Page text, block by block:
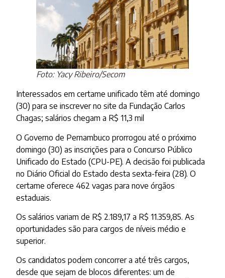
Foto: Yacy Ribeiro/Secom
Interessados em certame unificado têm até domingo
(30) para se inscrever no site da Fundação Carlos
Chagas; salários chegam a R$ 11,3 mil
O Governo de Pernambuco prorrogou até o próximo
domingo (30) as inscrições para o Concurso Público
Unificado do Estado (CPU-PE). A decisão foi publicada
no Diário Oficial do Estado desta sexta-feira (28). O
certame oferece 462 vagas para nove órgãos
estaduais.
Os salários variam de R$ 2.189,17 a R$ 11.359,85. As
oportunidades são para cargos de níveis médio e
superior.
Os candidatos podem concorrer a até três cargos,
desde que sejam de blocos diferentes: um de